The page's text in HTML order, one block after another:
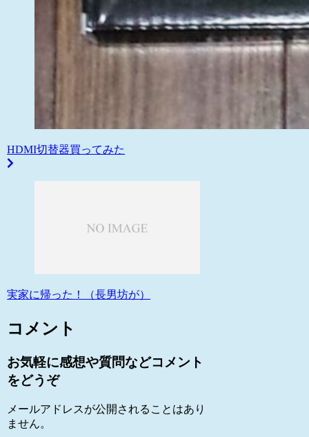
HDMI切替器買ってみた
実家に帰った！（長男坊が）
コメント
お気軽に感想や質問などコメント
をどうぞ
メールアドレスが公開されることはあり
ません。